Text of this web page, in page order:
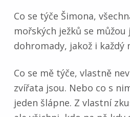
Co se týče Šimona,
mořských ježků se
dohromady, jakož i každý
Co se mě týče, vlastně
zvířata jsou. Nebo co s
jeden šlápne. Z vlastní